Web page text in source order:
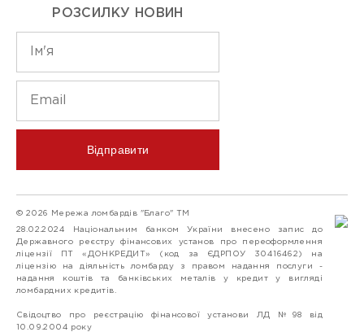
РОЗСИЛКУ НОВИН
Відправити
© 2026 Мережа ломбардів "Благо" ТМ
28.02.2024 Національним банком України внесено запис до
Державного реєстру фінансових установ про переоформлення
ліцензії ПТ «ДОНКРЕДИТ» (код за ЄДРПОУ 30416462) на
ліцензію на діяльність ломбарду з правом надання послуги -
надання коштів та банківських металів у кредит у вигляді
ломбардних кредитів.
Свідоцтво про реєстрацію фінансової установи ЛД №98 від
10.09.2004 року